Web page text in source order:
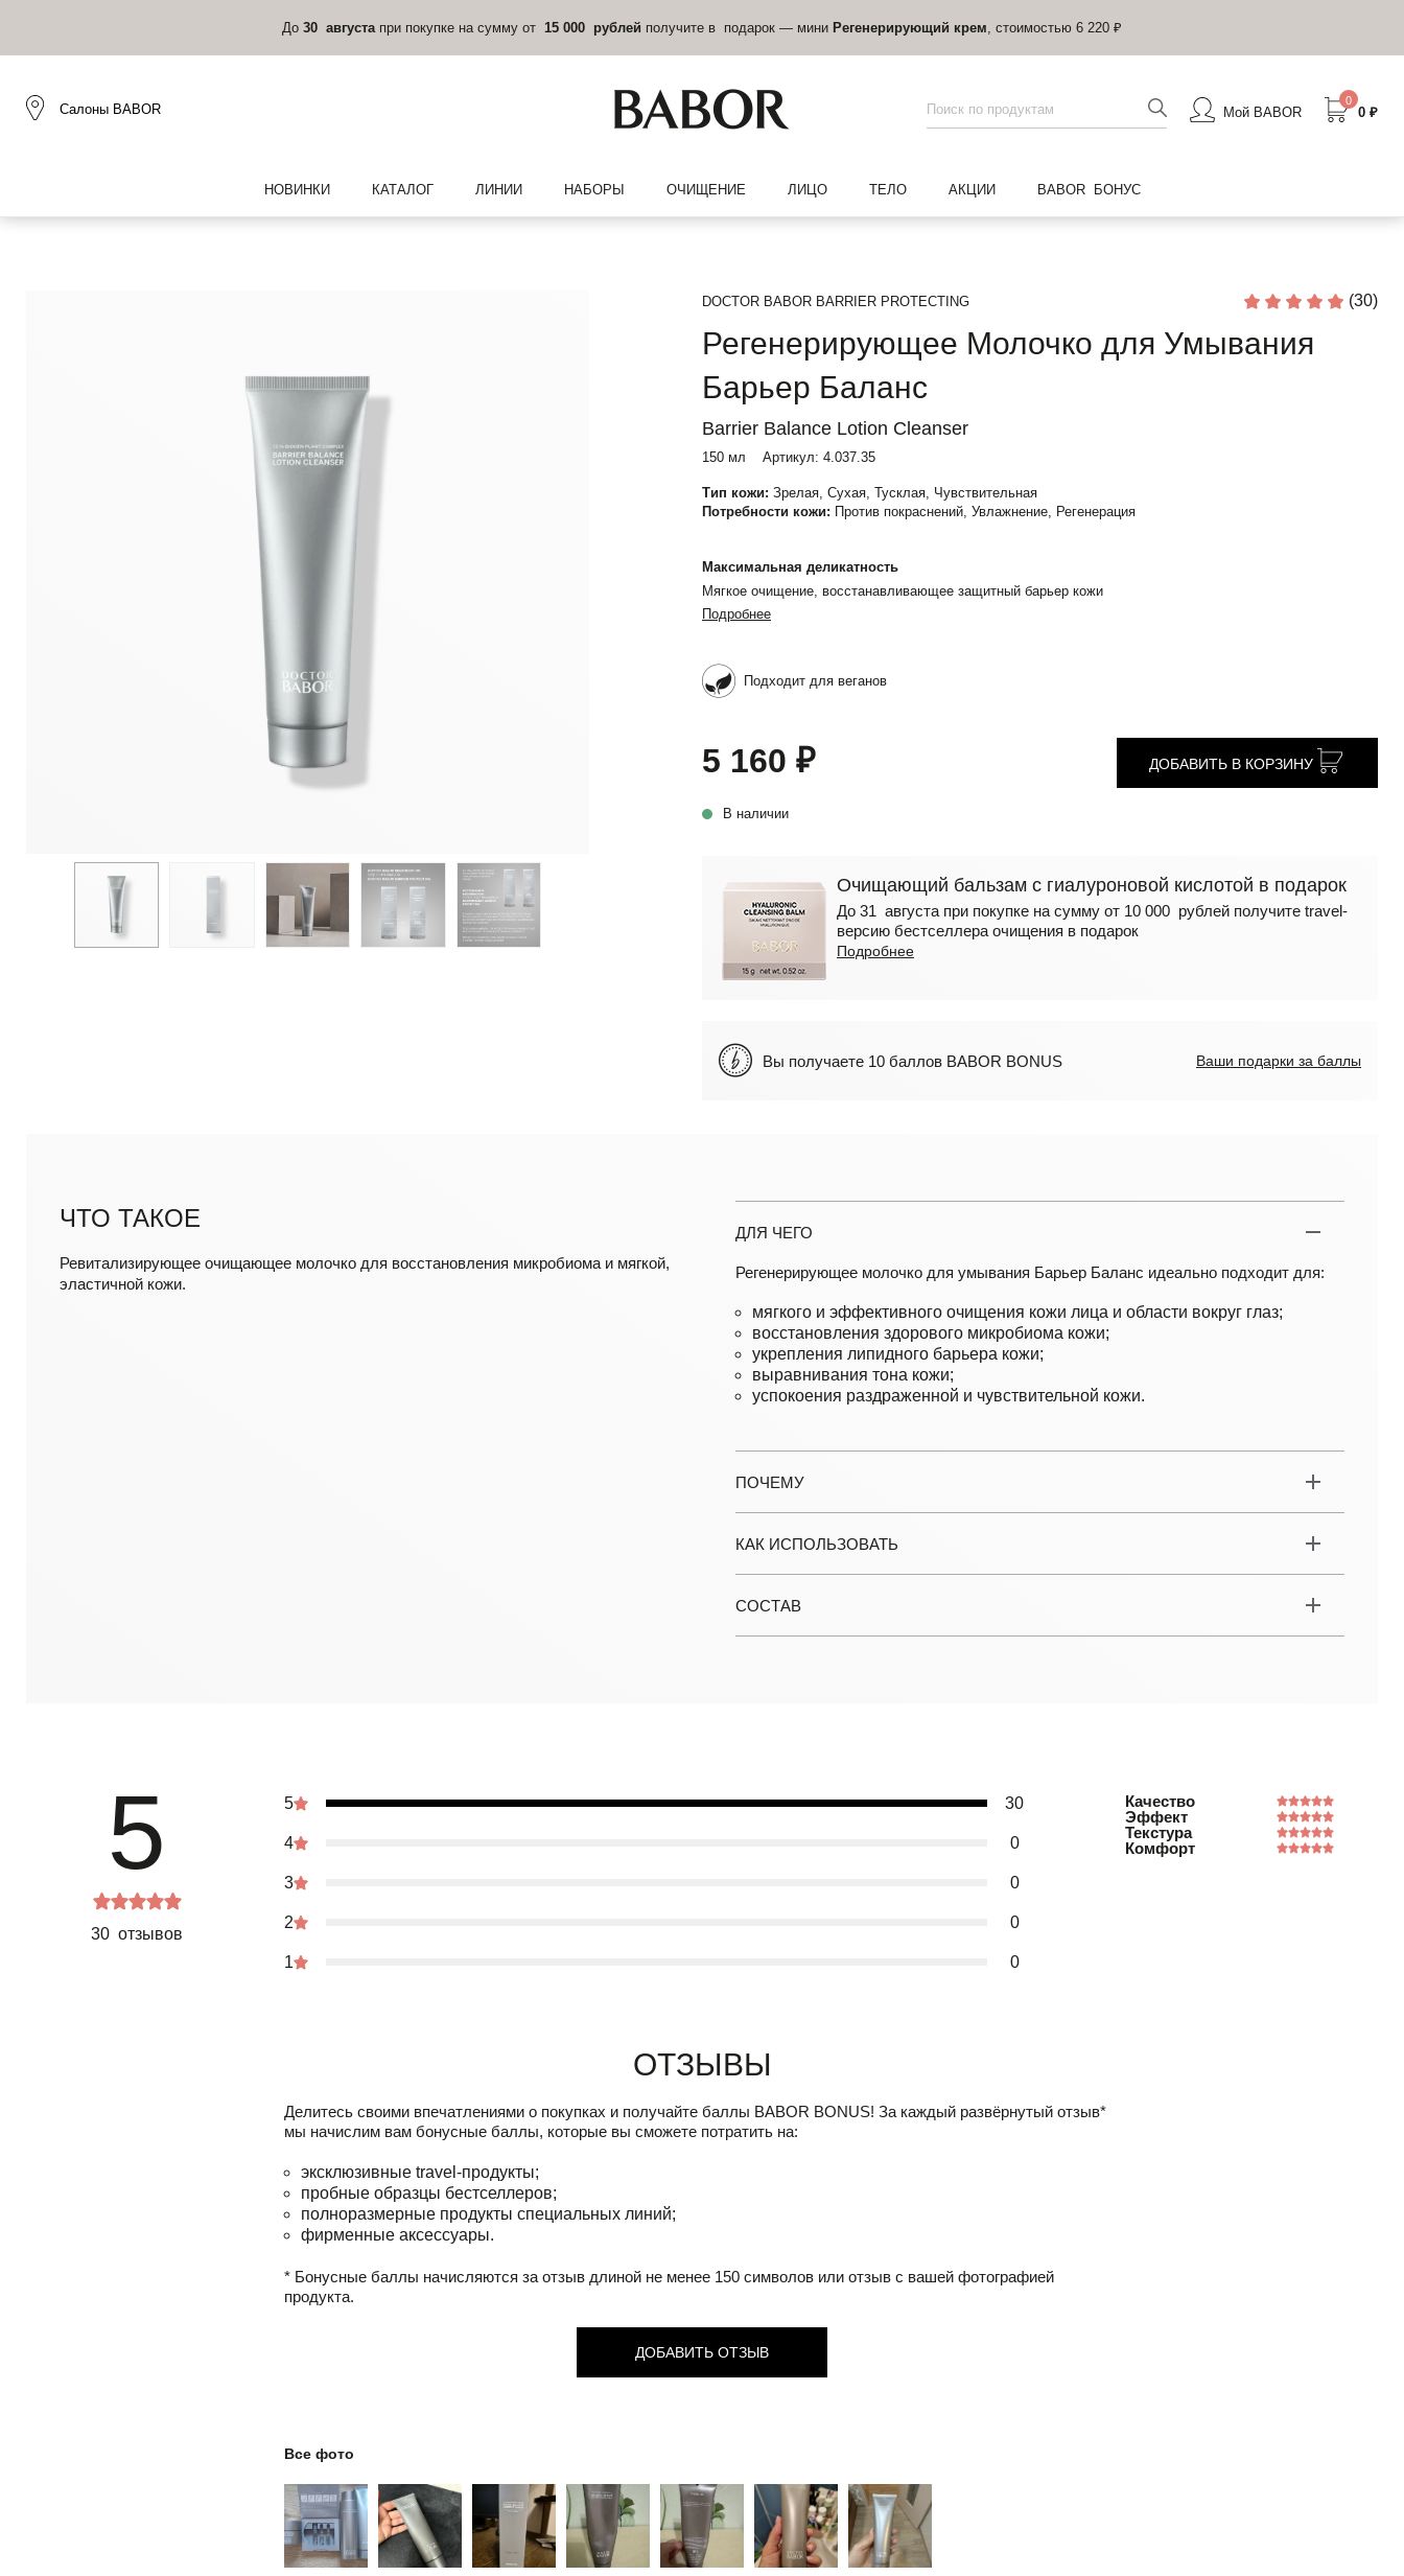
До 30 августа при покупке на сумму от 15 000 рублей получите в подарок — мини Регенерирующий крем , стоимостью 6 220 ₽
Салоны BABOR Мой BABOR
0
0 ₽
НОВИНКИ КАТАЛОГ ЛИНИИ НАБОРЫ ОЧИЩЕНИЕ ЛИЦО ТЕЛО АКЦИИ BABOR БОНУС
DOCTOR BABOR BARRIER PROTECTING (30)
Регенерирующее Молочко для Умывания
Барьер Баланс
Barrier Balance Lotion Cleanser
150 мл Артикул: 4.037.35
Тип кожи: Зрелая, Сухая, Тусклая, Чувствительная
Потребности кожи: Против покраснений, Увлажнение, Регенерация
Максимальная деликатность
Мягкое очищение, восстанавливающее защитный барьер кожи
Подробнее
Подходит для веганов
5 160 ₽
В наличии
ДОБАВИТЬ В КОРЗИНУ
Очищающий бальзам с гиалуроновой кислотой в подарок
До 31 августа при покупке на сумму от 10 000 рублей получите travel-
версию бестселлера очищения в подарок
Подробнее
Вы получаете 10 баллов BABOR BONUS Ваши подарки за баллы
ЧТО ТАКОЕ
Ревитализирующее очищающее молочко для восстановления микробиома и мягкой,
эластичной кожи.
ДЛЯ ЧЕГО
Регенерирующее молочко для умывания Барьер Баланс идеально подходит для:
мягкого и эффективного очищения кожи лица и области вокруг глаз;
восстановления здорового микробиома кожи;
укрепления липидного барьера кожи;
выравнивания тона кожи;
успокоения раздраженной и чувствительной кожи.
ПОЧЕМУ
КАК ИСПОЛЬЗОВАТЬ
СОСТАВ
5
30 отзывов
5 30
4 0
3 0
2 0
1 0
Качество
Эффект
Текстура
Комфорт
Отзывы
Делитесь своими впечатлениями о покупках и получайте баллы BABOR BONUS! За каждый развёрнутый отзыв*
мы начислим вам бонусные баллы, которые вы сможете потратить на:
эксклюзивные travel-продукты;
пробные образцы бестселлеров;
полноразмерные продукты специальных линий;
фирменные аксессуары.
* Бонусные баллы начисляются за отзыв длиной не менее 150 символов или отзыв с вашей фотографией
продукта.
ДОБАВИТЬ ОТЗЫВ
Все фото